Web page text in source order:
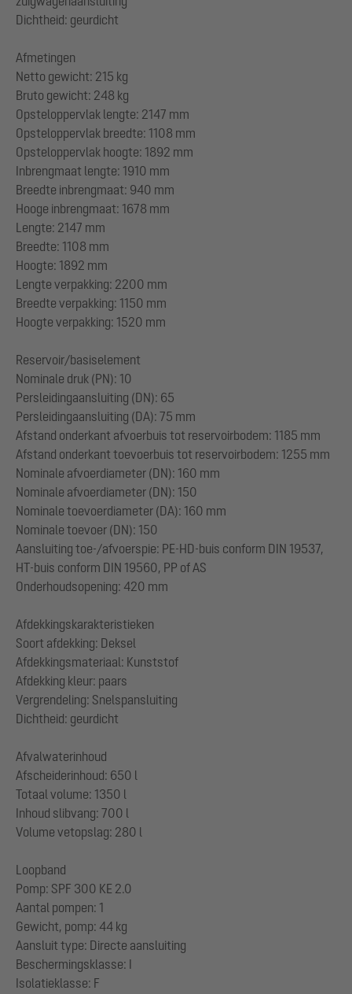
Dichtheid: geurdicht
Afmetingen
Netto gewicht: 215 kg
Bruto gewicht: 248 kg
Opsteloppervlak lengte: 2147 mm
Opsteloppervlak breedte: 1108 mm
Opsteloppervlak hoogte: 1892 mm
Inbrengmaat lengte: 1910 mm
Breedte inbrengmaat: 940 mm
Hooge inbrengmaat: 1678 mm
Lengte: 2147 mm
Breedte: 1108 mm
Hoogte: 1892 mm
Lengte verpakking: 2200 mm
Breedte verpakking: 1150 mm
Hoogte verpakking: 1520 mm
Reservoir/basiselement
Nominale druk (PN): 10
Persleidingaansluiting (DN): 65
Persleidingaansluiting (DA): 75 mm
Afstand onderkant afvoerbuis tot reservoirbodem: 1185 mm
Afstand onderkant toevoerbuis tot reservoirbodem: 1255 mm
Nominale afvoerdiameter (DN): 160 mm
Nominale afvoerdiameter (DN): 150
Nominale toevoerdiameter (DA): 160 mm
Nominale toevoer (DN): 150
Aansluiting toe-/afvoerspie: PE-HD-buis conform DIN 19537,
HT-buis conform DIN 19560, PP of AS
Onderhoudsopening: 420 mm
Afdekkingskarakteristieken
Soort afdekking: Deksel
Afdekkingsmateriaal: Kunststof
Afdekking kleur: paars
Vergrendeling: Snelspansluiting
Dichtheid: geurdicht
Afvalwaterinhoud
Afscheiderinhoud: 650 l
Totaal volume: 1350 l
Inhoud slibvang: 700 l
Volume vetopslag: 280 l
Loopband
Pomp: SPF 300 KE 2.0
Aantal pompen: 1
Gewicht, pomp: 44 kg
Aansluit type: Directe aansluiting
Beschermingsklasse: I
Isolatieklasse: F